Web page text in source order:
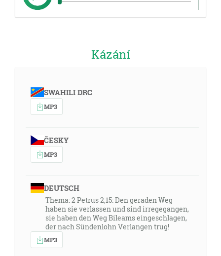
Kázání
SWAHILI DRC
MP3
ČESKY
MP3
DEUTSCH
Thema: 2 Petrus 2,15: Den geraden Weg
haben sie verlassen und sind irregegangen,
sie haben den Weg Bileams eingeschlagen,
der nach Sündenlohn Verlangen trug!
MP3